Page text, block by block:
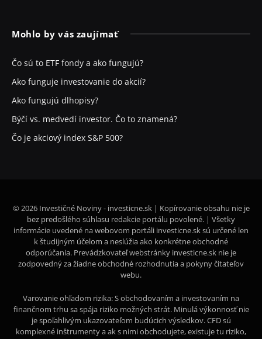
Mohlo by vás zaujímať
Čo sú to ETF fondy a ako fungujú?
Ako funguje investovanie do akcií?
Ako fungujú dlhopisy?
Býčí vs. medvedí investor. Čo to znamená?
Čo je akciový index S&P 500?
© 2026 Investičné Noviny - investicne.sk | Kopírovanie obsahu nie je
bez predošlého súhlasu redakcie portálu povolené. | Všetky
informácie uvedené na webovom portáli investicne.sk sú určené len
k študijným účelom a neslúžia ako konkrétne obchodné
odporúčania. Prevádzkovateľ webstránky investicne.sk nie je
zodpovedný za žiadne obchodné rozhodnutia a pokyny čitateľov
webu.
Varovanie ohľadom rizika: S obchodovaním a investovaním na
finančnom trhu sa spája riziko možných strát. Minulá výkonnosť nie
je spoľahlivým ukazovateľom budúcich výsledkov. CFD sú
komplexné inštrumenty a ak s nimi obchodujete, existuje tu riziko,